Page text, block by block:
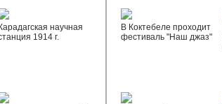
Карадагская научная
1914 г.
В Коктебеле проходит
фестиваль "Наш джаз"